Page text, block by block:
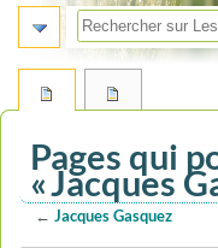
Pages qui
« Jacques
←Jacques Gasquez